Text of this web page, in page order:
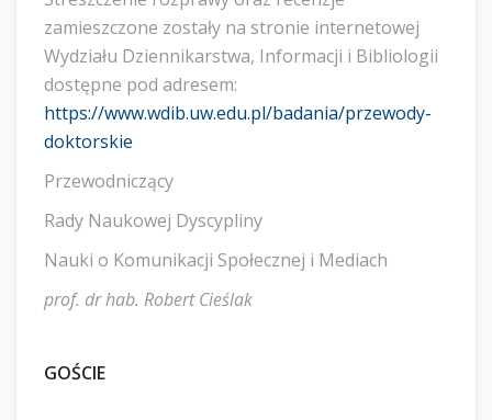
zamieszczone zostały na stronie internetowej
Wydziału Dziennikarstwa, Informacji i Bibliologii
dostępne pod adresem:
https://www.wdib.uw.edu.pl/badania/przewody-
doktorskie
Przewodniczący
Rady Naukowej Dyscypliny
Nauki o Komunikacji Społecznej i Mediach
prof. dr hab. Robert Cieślak
GOŚCIE